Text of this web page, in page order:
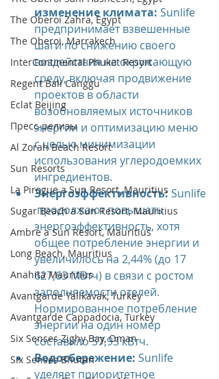
The Oberoi Zahra, Egypt
The Oberoi, Marrakech
InterContinental Phuket Resort
Regent Bali Canggu
Eclat Beijing
Пресс-релизы
Al Zorah Beach Resort
Sun Resorts
La Pirogue a Sun Resort, Mauritius
Sugar Beach a Sun Resort, Mauritius
Ambre a Sun Resort, Mauritius
Long Beach, Mauritius
Anahita Mauritius
Avantgarde Yalıkavak, Turkey
Avantgarde Cappadocia, Turkey
Six Senses Zighy Bay, Oman
Six Senses Bhutan
изменение климата: Sunlife
предпринимает взвешенные
шаги по снижению своего
воздействия на окружающую
среду, включая продвижение
проектов в области
возобновляемых источников
энергии и оптимизацию меню
с целью минимизации
использования углеродоемких
ингредиентов.
Энергоэффективность: Sunlife
продолжают повышать
энергоэффективность, хотя
общее потребление энергии и
увеличилось на 2,44% (до 17
627,63 МВтч) в связи с ростом
заполняемости отелей.
Нормированное потребление
энергии на один номер
составило 57,93 кВтч.
Водосбережение: Sunlife
уделяет приоритетное